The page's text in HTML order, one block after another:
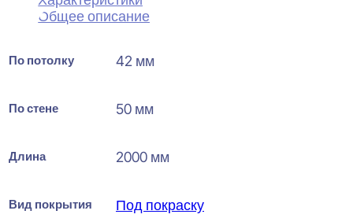
Общее описание
По потолку 42 мм
По стене 50 мм
Длина 2000 мм
Вид покрытия Под покраску